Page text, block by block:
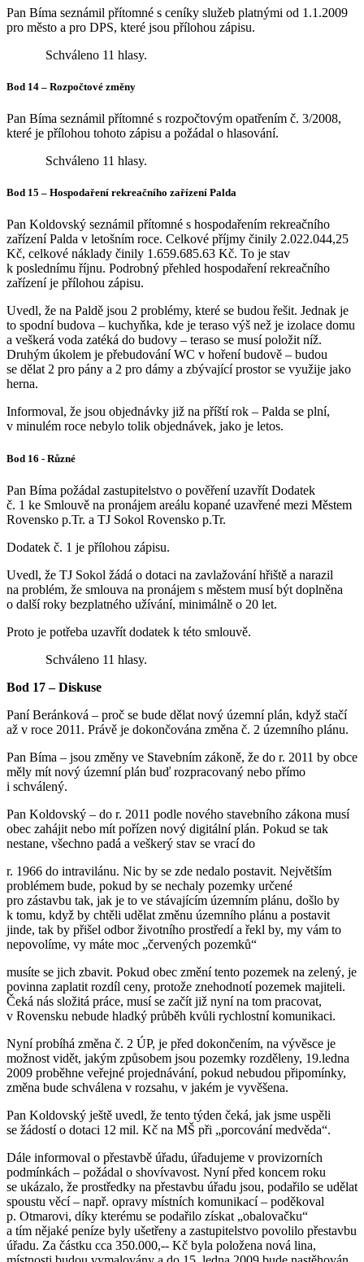
Pan Bíma seznámil přítomné s ceníky služeb platnými od 1.1.2009
pro město a pro DPS, které jsou přílohou zápisu.
Schváleno 11 hlasy.
Bod 14 – Rozpočtové změny
Pan Bíma seznámil přítomné s rozpočtovým opatřením č. 3/2008,
které je přílohou tohoto zápisu a požádal o hlasování.
Schváleno 11 hlasy.
Bod 15 – Hospodaření rekreačního zařízení Palda
Pan Koldovský seznámil přítomné s hospodařením rekreačního
zařízení Palda v letošním roce. Celkové příjmy činily 2.022.044,25
Kč, celkové náklady činily 1.659.685.63 Kč. To je stav
k poslednímu říjnu. Podrobný přehled hospodaření rekreačního
zařízení je přílohou zápisu.
Uvedl, že na Paldě jsou 2 problémy, které se budou řešit. Jednak je
to spodní budova – kuchyňka, kde je teraso výš než je izolace domu
a veškerá voda zatéká do budovy – teraso se musí položit níž.
Druhým úkolem je přebudování WC v hoření budově – budou
se dělat 2 pro pány a 2 pro dámy a zbývající prostor se využije jako
herna.
Informoval, že jsou objednávky již na příští rok – Palda se plní,
v minulém roce nebylo tolik objednávek, jako je letos.
Bod 16 - Různé
Pan Bíma požádal zastupitelstvo o pověření uzavřít Dodatek
č. 1 ke Smlouvě na pronájem areálu kopané uzavřené mezi Městem
Rovensko p.Tr. a TJ Sokol Rovensko p.Tr.
Dodatek č. 1 je přílohou zápisu.
Uvedl, že TJ Sokol žádá o dotaci na zavlažování hřiště a narazil
na problém, že smlouva na pronájem s městem musí být doplněna
o další roky bezplatného užívání, minimálně o 20 let.
Proto je potřeba uzavřít dodatek k této smlouvě.
Schváleno 11 hlasy.
Bod 17 – Diskuse
Paní Beránková – proč se bude dělat nový územní plán, když stačí
až v roce 2011. Právě je dokončována změna č. 2 územního plánu.
Pan Bíma – jsou změny ve Stavebním zákoně, že do r. 2011 by obce
měly mít nový územní plán buď rozpracovaný nebo přímo
i schválený.
Pan Koldovský – do r. 2011 podle nového stavebního zákona musí
obec zahájit nebo mít pořízen nový digitální plán. Pokud se tak
nestane, všechno padá a veškerý stav se vrací do
r. 1966 do intravilánu. Nic by se zde nedalo postavit. Největším
problémem bude, pokud by se nechaly pozemky určené
pro zástavbu tak, jak je to ve stávajícím územním plánu, došlo by
k tomu, když by chtěli udělat změnu územního plánu a postavit
jinde, tak by přišel odbor životního prostředí a řekl by, my vám to
nepovolíme, vy máte moc „červených pozemků“
musíte se jich zbavit. Pokud obec změní tento pozemek na zelený, je
povinna zaplatit rozdíl ceny, protože znehodnotí pozemek majiteli.
Čeká nás složitá práce, musí se začít již nyní na tom pracovat,
v Rovensku nebude hladký průběh kvůli rychlostní komunikaci.
Nyní probíhá změna č. 2 ÚP, je před dokončením, na vývěsce je
možnost vidět, jakým způsobem jsou pozemky rozděleny, 19.ledna
2009 proběhne veřejné projednávání, pokud nebudou připomínky,
změna bude schválena v rozsahu, v jakém je vyvěšena.
Pan Koldovský ještě uvedl, že tento týden čeká, jak jsme uspěli
se žádostí o dotaci 12 mil. Kč na MŠ při „porcování medvěda“.
Dále informoval o přestavbě úřadu, úřadujeme v provizorních
podmínkách – požádal o shovívavost. Nyní před koncem roku
se ukázalo, že prostředky na přestavbu úřadu jsou, podařilo se udělat
spoustu věcí – např. opravy místních komunikací – poděkoval
p. Otmarovi, díky kterému se podařilo získat „obalovačku“
a tím nějaké peníze byly ušetřeny a zastupitelstvo povolilo přestavbu
úřadu. Za částku cca 350.000,-- Kč byla položena nová lina,